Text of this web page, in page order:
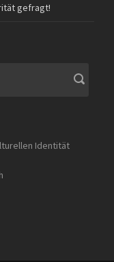
gefragt!
Identität